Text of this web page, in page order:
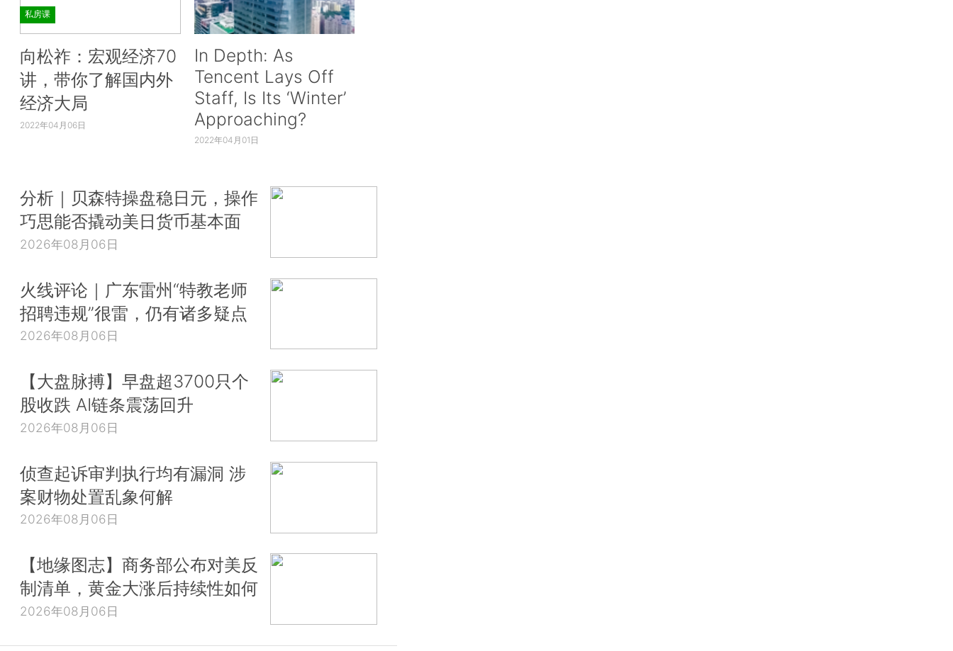
私房课
向松祚：宏观经济70
讲，带你了解国内外
经济大局
2022年04月06日
In Depth: As
Tencent Lays Off
Staff, Is Its ‘Winter’
Approaching?
2022年04月01日
分析｜贝森特操盘稳日元，操作
巧思能否撬动美日货币基本面
2026年08月06日
火线评论｜广东雷州“特教老师
招聘违规”很雷，仍有诸多疑点
2026年08月06日
【大盘脉搏】早盘超3700只个
股收跌 AI链条震荡回升
2026年08月06日
侦查起诉审判执行均有漏洞 涉
案财物处置乱象何解
2026年08月06日
【地缘图志】商务部公布对美反
制清单，黄金大涨后持续性如何
2026年08月06日